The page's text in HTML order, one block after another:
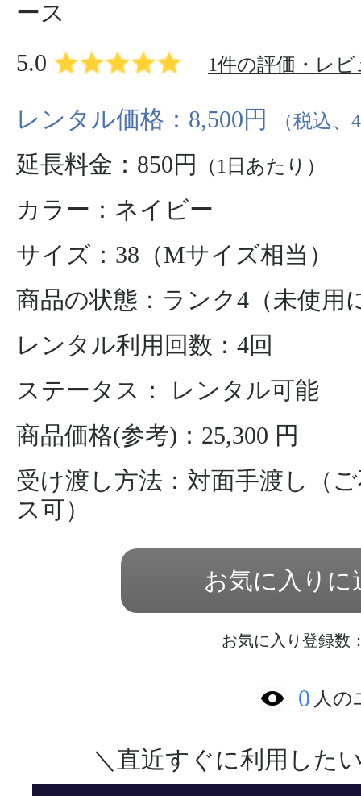
ース
5.0
1件の評価・レビ
レンタル価格：8,500円 （税込
延長料金：850円 （1日あたり）
カラー：ネイビー
サイズ：38（Mサイズ相当）
商品の状態：ランク4（未使用
レンタル利用回数：4回
ステータス： レンタル可能
商品価格(参考)：25,300 円
受け渡し方法：対面手渡し（
ス可）
お気に入りに
お気に入り登録数
0 人
＼直近すぐに利用した